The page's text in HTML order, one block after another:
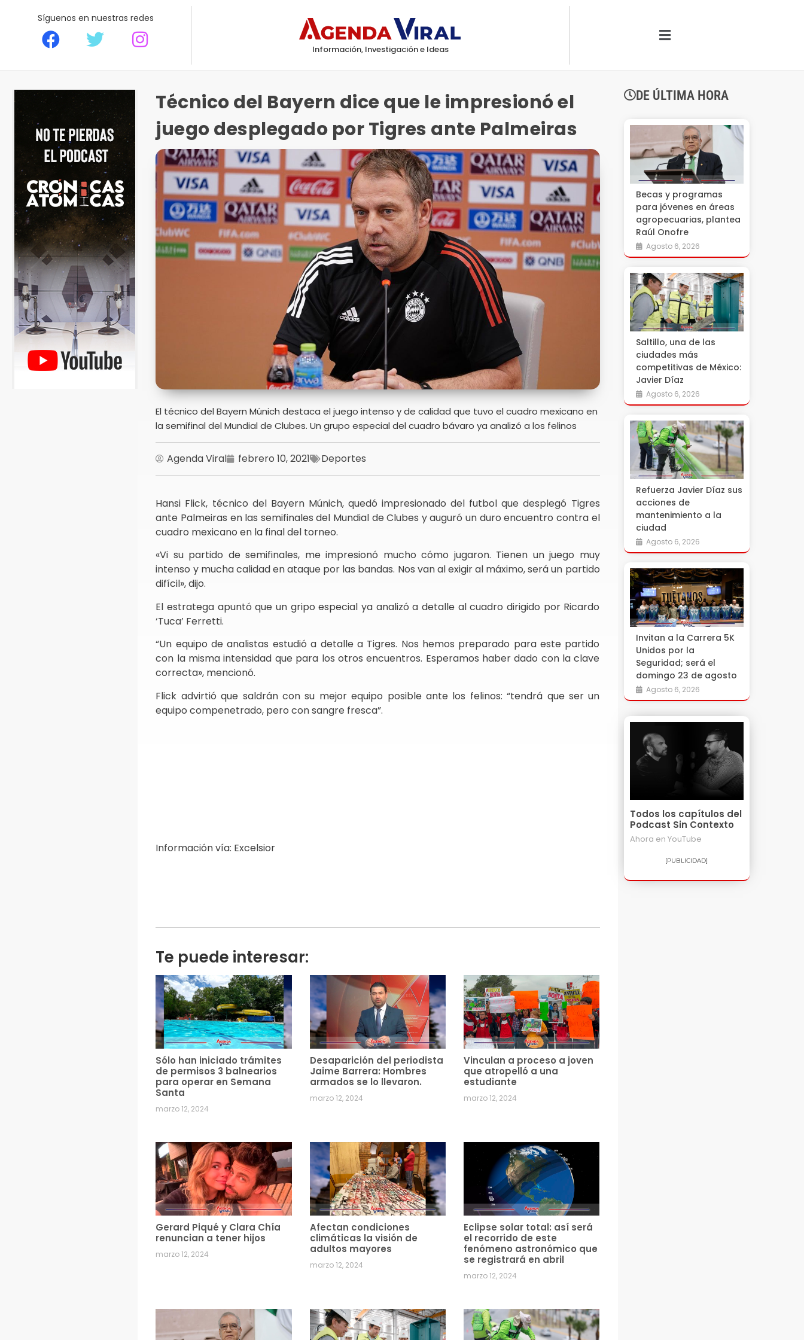
Síguenos en nuestras redes
Información, Investigación e Ideas
Técnico del Bayern dice que le impresionó el
juego desplegado por Tigres ante Palmeiras
El técnico del Bayern Múnich destaca el juego intenso y de calidad que tuvo el cuadro mexicano en
la semifinal del Mundial de Clubes. Un grupo especial del cuadro bávaro ya analizó a los felinos
Agenda Viral febrero 10, 2021 Deportes
Hansi Flick, técnico del Bayern Múnich, quedó impresionado del futbol que desplegó Tigres
ante Palmeiras en las semifinales del Mundial de Clubes y auguró un duro encuentro contra el
cuadro mexicano en la final del torneo.
«Vi su partido de semifinales, me impresionó mucho cómo jugaron. Tienen un juego muy
intenso y mucha calidad en ataque por las bandas. Nos van al exigir al máximo, será un partido
difícil», dijo.
El estratega apuntó que un gripo especial ya analizó a detalle al cuadro dirigido por Ricardo
‘Tuca’ Ferretti.
“Un equipo de analistas estudió a detalle a Tigres. Nos hemos preparado para este partido
con la misma intensidad que para los otros encuentros. Esperamos haber dado con la clave
correcta», mencionó.
Flick advirtió que saldrán con su mejor equipo posible ante los felinos: “tendrá que ser un
equipo compenetrado, pero con sangre fresca”.
Información vía: Excelsior
Te puede interesar:
Sólo han iniciado trámites
de permisos 3 balnearios
para operar en Semana
Santa
marzo 12, 2024
Desaparición del periodista
Jaime Barrera: Hombres
armados se lo llevaron.
marzo 12, 2024
Vinculan a proceso a joven
que atropelló a una
estudiante
marzo 12, 2024
Gerard Piqué y Clara Chía
renuncian a tener hijos
marzo 12, 2024
Afectan condiciones
climáticas la visión de
adultos mayores
marzo 12, 2024
Eclipse solar total: así será
el recorrido de este
fenómeno astronómico que
se registrará en abril
marzo 12, 2024
DE ÚLTIMA HORA
Becas y programas
para jóvenes en áreas
agropecuarias, plantea
Raúl Onofre
Agosto 6, 2026
Saltillo, una de las
ciudades más
competitivas de México:
Javier Díaz
Agosto 6, 2026
Refuerza Javier Díaz sus
acciones de
mantenimiento a la
ciudad
Agosto 6, 2026
Invitan a la Carrera 5K
Unidos por la
Seguridad; será el
domingo 23 de agosto
Agosto 6, 2026
Todos los capítulos del
Podcast Sin Contexto
Ahora en YouTube
[PUBLICIDAD]